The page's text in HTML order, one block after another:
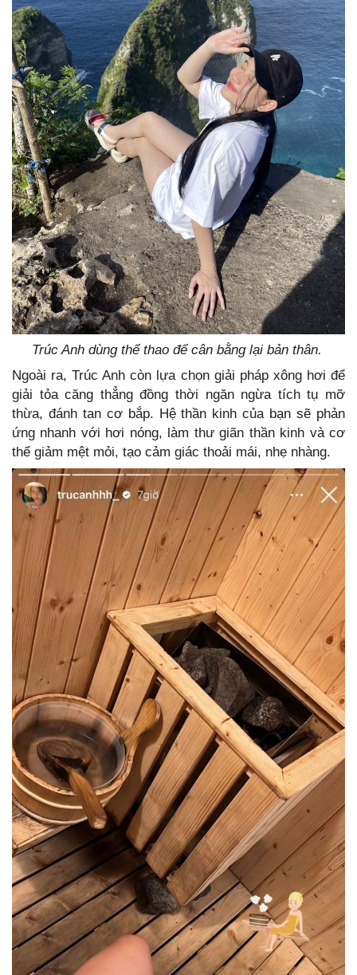
Trúc Anh dùng thể thao để cân bằng lại bản thân.
Ngoài ra, Trúc Anh còn lựa chọn giải pháp xông hơi để
giải tỏa căng thẳng đồng thời ngăn ngừa tích tụ mỡ
thừa, đánh tan cơ bắp. Hệ thần kinh của bạn sẽ phản
ứng nhanh với hơi nóng, làm thư giãn thần kinh và cơ
thể giảm mệt mỏi, tạo cảm giác thoải mái, nhẹ nhàng.